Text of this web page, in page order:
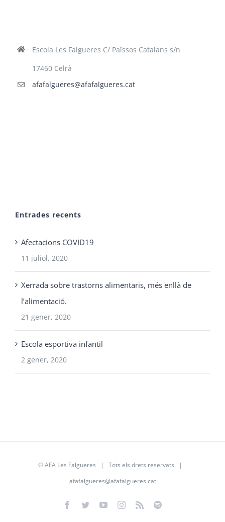
Escola Les Falgueres C/ Païssos Catalans s/n
17460 Celrà
afafalgueres@afafalgueres.cat
Entrades recents
Afectacions COVID19
11 juliol, 2020
Xerrada sobre trastorns alimentaris, més enllà de
l’alimentació.
21 gener, 2020
Escola esportiva infantil
2 gener, 2020
©AFA Les Falgueres | Tots els drets reservats |
afafalgueres@afafalgueres.cat
Facebook
TwitterYouTubeInstagram
Rss Spotify